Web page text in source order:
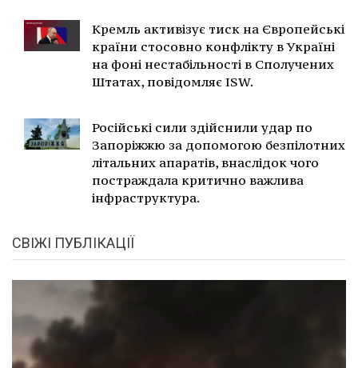
Кремль активізує тиск на Європейські
країни стосовно конфлікту в Україні
на фоні нестабільності в Сполучених
Штатах, повідомляє ISW.
Російські сили здійснили удар по
Запоріжжю за допомогою безпілотних
літальних апаратів, внаслідок чого
постраждала критично важлива
інфраструктура.
СВІЖІ ПУБЛІКАЦІЇ